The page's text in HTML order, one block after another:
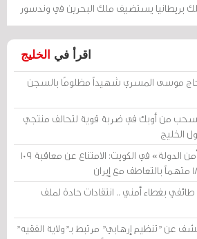
بريطانيا يستضيف ملك البحرين في وندسور
اقرأ في الخليج
موسى المسري شهيداً مظلومًا بالسجن
تنسحب من أوبك في ضربة قوية لتحالف منتجي
الخليج
محكمة «أمن الدولة» في الكويت: الامتناع عن معاقبة 109
بغطاء أمني .. انتقادات حادة لملف
عن "تنظيم إرهابي" مرتبط بـ"ولاية الفقيه"